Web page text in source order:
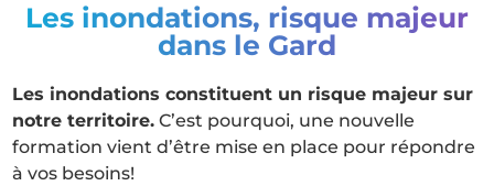
Les inondations, risque majeur
dans le Gard
Les inondations constituent un risque majeur sur
notre territoire. C’est pourquoi, une nouvelle
formation vient d’être mise en place pour répondre
à vos besoins!